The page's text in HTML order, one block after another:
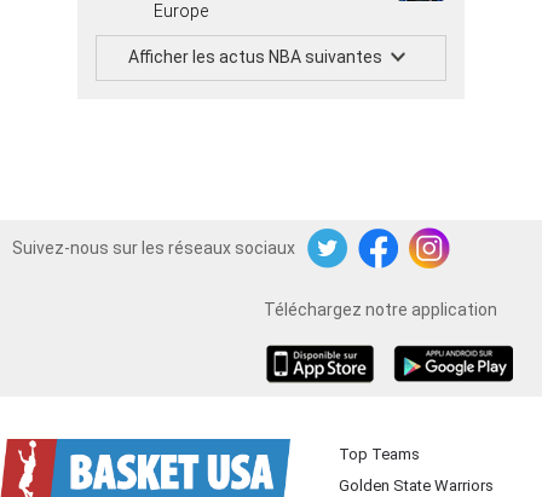
Europe
Afficher les actus NBA suivantes
Suivez-nous sur les réseaux sociaux
TwitterFacebookInstagram
Téléchargez notre application
Top Teams
Golden State Warriors